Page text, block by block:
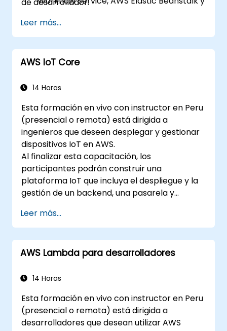
Leer más...
AWS IoT Core
14 Horas
Esta formación en vivo con instructor en Peru
(presencial o remota) está dirigida a
ingenieros que deseen desplegar y gestionar
dispositivos IoT en AWS.
Al finalizar esta capacitación, los
participantes podrán construir una
plataforma IoT que incluya el despliegue y la
gestión de un backend, una pasarela y
Leer más...
AWS Lambda para desarrolladores
14 Horas
Esta formación en vivo con instructor en Peru
(presencial o remota) está dirigida a
desarrolladores que desean utilizar AWS